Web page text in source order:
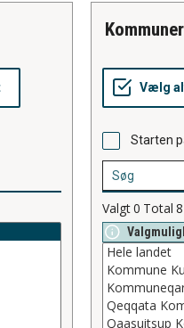
kommuner
Starten
Valgt0 Total 8